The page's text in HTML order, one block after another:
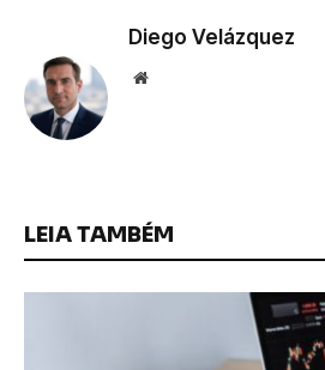
Diego Velázquez
Website
LEIA TAMBÉM